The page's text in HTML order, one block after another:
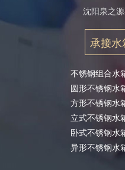
沈阳泉之
承接
不锈钢组合水
圆形不锈钢水
方形不锈钢水
立式不锈钢水
卧式不锈钢水
异形不锈钢水